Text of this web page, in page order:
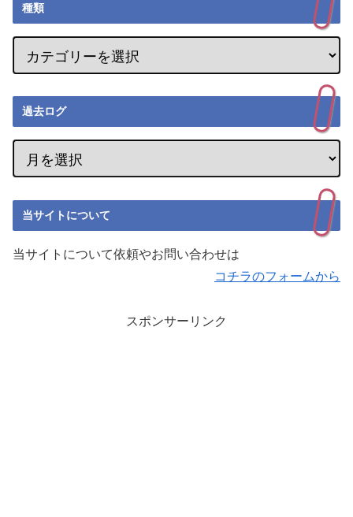
種類
過去ログ
当サイトについて
当サイトについて依頼やお問い合わせは
コチラのフォームから
スポンサーリンク